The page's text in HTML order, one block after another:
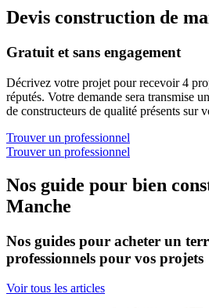
Devis construction de
Gratuit et sans engagement
Décrivez votre projet pour recevoir 4
réputés. Votre demande sera transmise
de constructeurs de qualité présents sur
Trouver un professionnel
Trouver un professionnel
Nos guide pour bien
Manche
Nos guides pour acheter un
professionnels pour vos projets
Voir tous les articles